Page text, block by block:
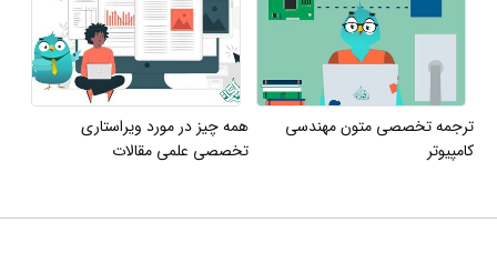
ترجمه تخصصی متون مهندسی
کامپیوتر
همه چیز در مورد ویراستاری
تخصصی علمی مقالات